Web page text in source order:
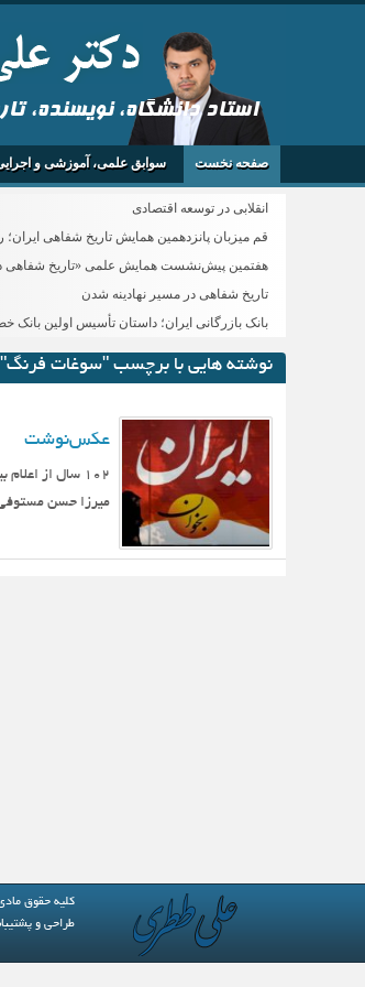
استاد دانشگاه، نویسنده،
صفحه نخست سوابق علمی، آموزشی و
انقلابی در توسعه اقتصادی
قم میزبان پانزدهمین همایش تاریخ شفاهی ایران؛ رونمایی
هفتمین پیش‌نشست همایش علمی «تاریخ شفاهی
تاریخ شفاهی در مسیر نهادینه شدن
بانک بازرگانی ایران؛ داستان تأسیس اولین بانک
نوشته هایی با برچسب "سوغات فرنگ"
عکس‌نوشت
میرزا حسن
کلیه حقوق
طراحی و